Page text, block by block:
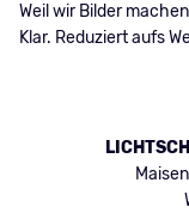
Weil wir Bilder
Klar. Reduziert aufs